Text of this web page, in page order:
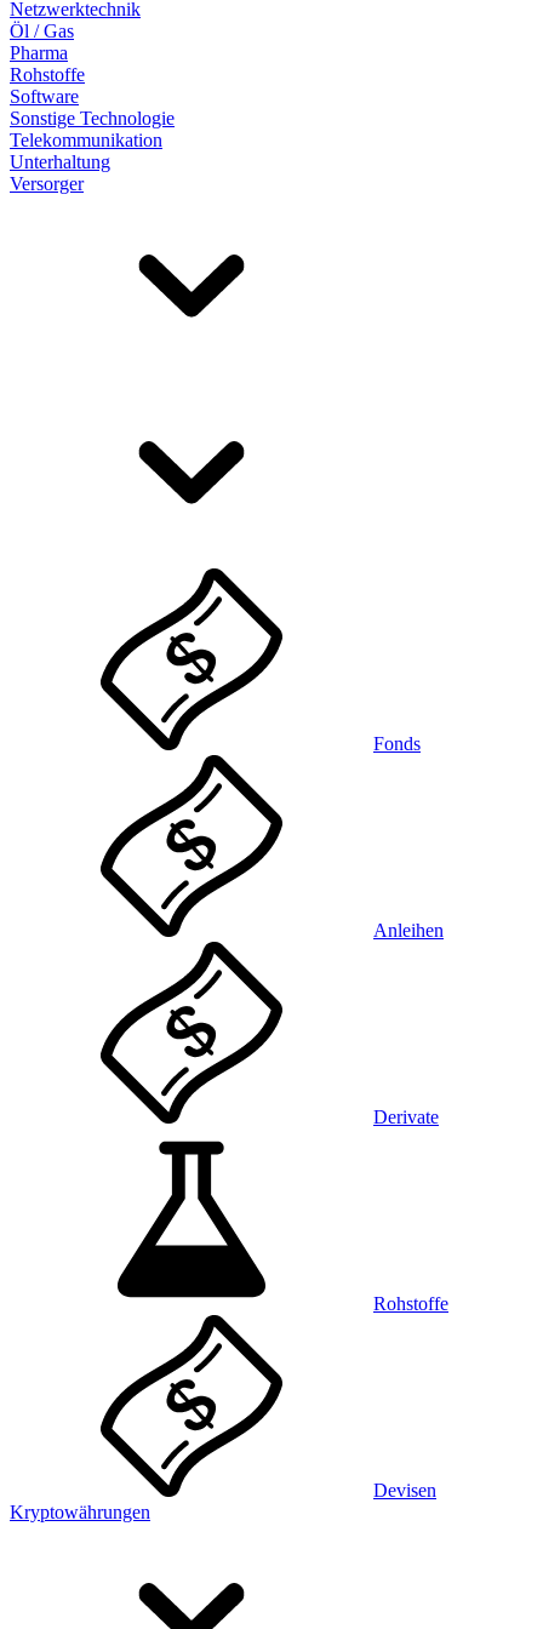
Netzwerktechnik
Öl / Gas
Pharma
Rohstoffe
Software
Sonstige Technologie
Telekommunikation
Unterhaltung
Versorger
Fonds
Anleihen
Derivate
Rohstoffe
Devisen
Kryptowährungen